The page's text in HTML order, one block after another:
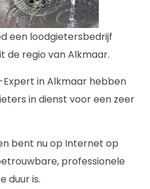
een loodgietersbedrijf
de regio van Alkmaar.
in Alkmaar hebben
in dienst voor een zeer
bent nu op Internet op
professionele
duur is.